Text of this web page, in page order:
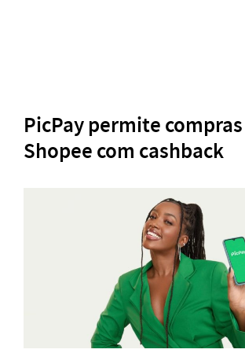
PicPay permite
Shopee com cashback